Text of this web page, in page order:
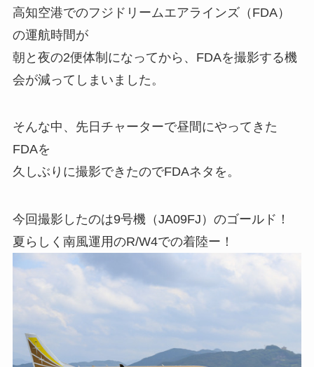
高知空港でのフジドリームエアラインズ（FDA）
の運航時間が
朝と夜の2便体制になってから、FDAを撮影する機
会が減ってしまいました。
そんな中、先日チャーターで昼間にやってきた
FDAを
久しぶりに撮影できたのでFDAネタを。
今回撮影したのは9号機（JA09FJ）のゴールド！
夏らしく南風運用のR/W4での着陸ー！